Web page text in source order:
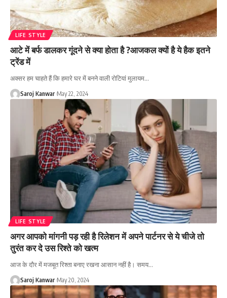
LIFE STYLE
आटे में बर्फ डालकर गूंदने से क्या होता है ?आजकल क्यों है ये हैक इतने
ट्रेंड में
अक्सर हम चाहते हैं कि हमारे घर में बनने वाली रोटियां मुलायम…
Saroj Kanwar May 22, 2024
LIFE STYLE
अगर आपको मांगनी पड़ रही है रिलेशन में अपने पार्टनर से ये चीजे तो
तुरंत कर दे उस रिश्ते को खत्म
आज के दौर में मजबूत रिश्ता बनाए रखना आसान नहीं है। समय…
Saroj Kanwar May 20, 2024